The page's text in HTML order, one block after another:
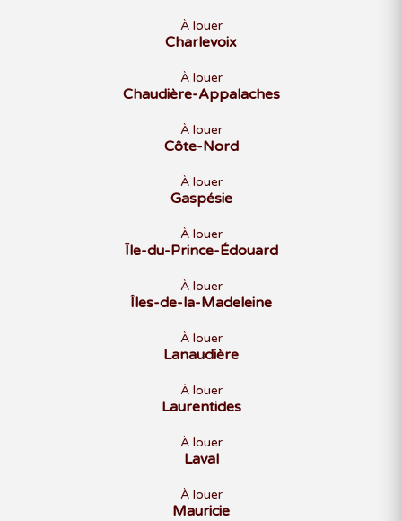
À louer
Charlevoix
À louer
Chaudière-Appalaches
À louer
Côte-Nord
À louer
Gaspésie
À louer
Île-du-Prince-Édouard
À louer
Îles-de-la-Madeleine
À louer
Lanaudière
À louer
Laurentides
À louer
Laval
À louer
Mauricie